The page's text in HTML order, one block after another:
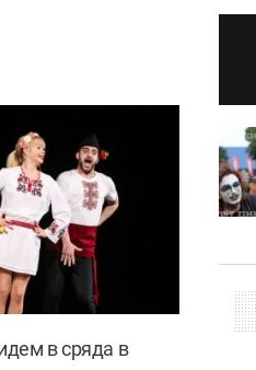
в сряда в